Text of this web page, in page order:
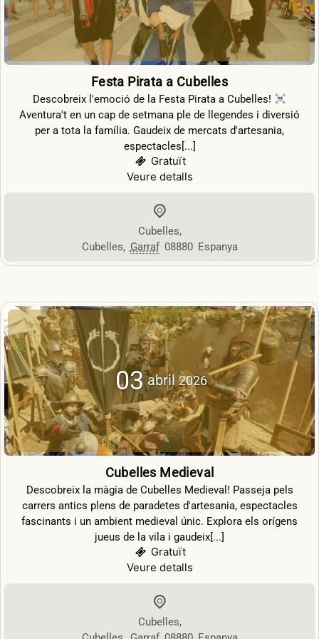
Festa Pirata a Cubelles
Descobreix l'emoció de la Festa Pirata a Cubelles! ‍
Aventura't en un cap de setmana ple de llegendes i diversió
per a tota la família. Gaudeix de mercats d'artesania,
espectacles[...]
Gratuït
Veure detalls
Cubelles,
Cubelles, Garraf 08880 Espanya
03 abril 2026
Cubelles Medieval
Descobreix la màgia de Cubelles Medieval! Passeja pels
carrers antics plens de paradetes d'artesania, espectacles
fascinants i un ambient medieval únic. Explora els orígens
jueus de la vila i gaudeix[...]
Gratuït
Veure detalls
Cubelles,